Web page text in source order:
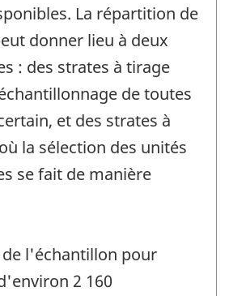
La répartition de
donner lieu à deux
: des strates à tirage
de toutes
et des strates à
la sélection des unités
se fait de manière
l'échantillon pour
2 160